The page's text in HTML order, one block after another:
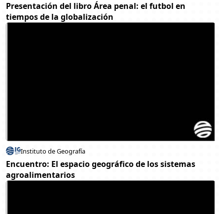
Presentación del libro Área penal: el futbol en
tiempos de la globalización
Instituto de Geografía
Encuentro: El espacio geográfico de los sistemas
agroalimentarios